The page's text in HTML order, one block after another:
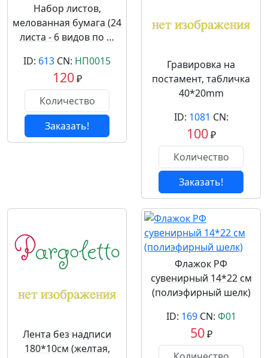
Набор листов,
мелованная бумага (24
листа - 6 видов по …
ID: 613 CN: НП0015
120₽
Заказать!
Гравировка на
постамент, табличка
40*20mm
ID: 1081 CN:
100₽
Заказать!
Лента без надписи
180*10см (желтая,
Флажок РФ
сувенирный 14*22 см
(полиэфирный шелк)
ID: 169CN: Ф01
50₽